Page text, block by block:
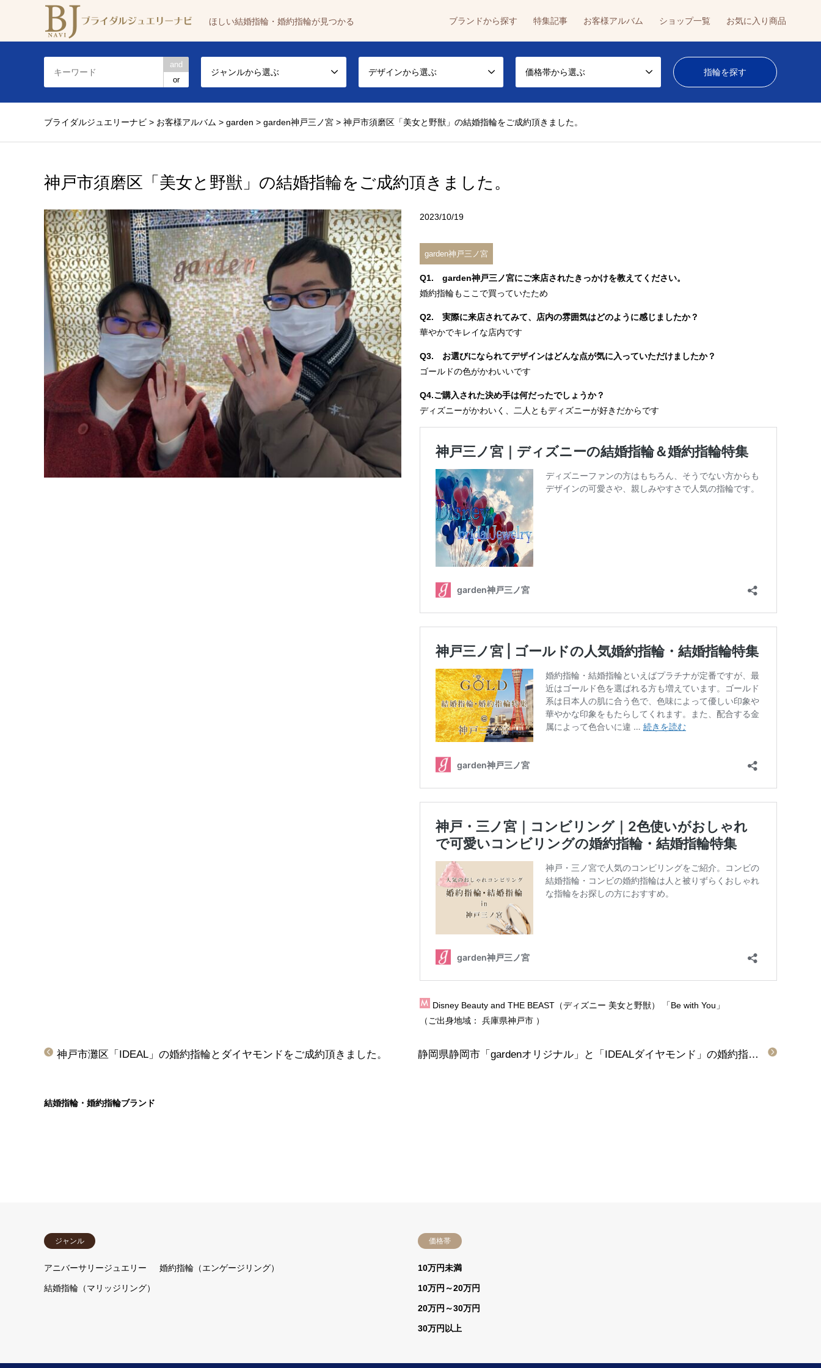
ほしい結婚指輪・婚約指輪が見つかる ブランドから探す 特集記事 お客様アルバム ショップ一覧 お気に入り商品
and
or
ジャンルから選ぶ デザインから選ぶ 価格帯から選ぶ
ブライダルジュエリーナビ > お客様アルバム > garden > garden神戸三ノ宮 > 神戸市須磨区「美女と野獣」の結婚指輪をご成約頂きました。
神戸市須磨区「美女と野獣」の結婚指輪をご成約頂きました。
2023/10/19
garden神戸三ノ宮
Q1. garden神戸三ノ宮にご来店されたきっかけを教えてください。
婚約指輪もここで買っていたため
Q2. 実際に来店されてみて、店内の雰囲気はどのように感じましたか？
華やかでキレイな店内です
Q3. お選びになられてデザインはどんな点が気に入っていただけましたか？
ゴールドの色がかわいいです
Q4.ご購入された決め手は何だったでしょうか？
ディズニーがかわいく、二人ともディズニーが好きだからです
Disney Beauty and THE BEAST（ディズニー 美女と野獣）
「Be with You」
（ご出身地域： 兵庫県神戸市 ）
静岡県静岡市「gardenオリジナル」と「IDEALダイヤモンド」の婚約指輪と「Pilot Bridal」の結婚指輪をご成約頂きました。
神戸市灘区「IDEAL」の婚約指輪とダイヤモンドをご成約頂きました。
結婚指輪・婚約指輪ブランド
ジャンル
アニバーサリージュエリー 婚約指輪（エンゲージリング）
結婚指輪（マリッジリング）
価格帯
10万円未満
10万円～20万円
20万円～30万円
30万円以上